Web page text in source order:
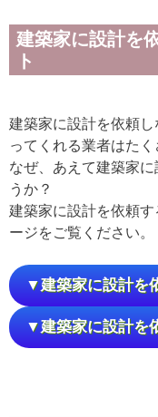
建築家に設計を
ト
建築家に設計を依頼
ってくれる業者はたく
なぜ、あえて建築家
うか？
建築家に設計を依頼
ージをご覧ください。
▼建築家に設計を
▼建築家に設計を